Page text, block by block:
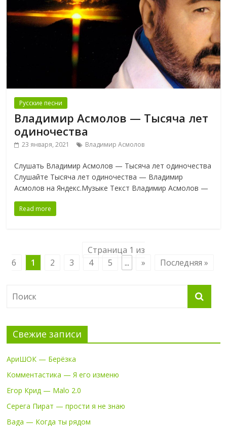
Русские песни
Владимир Асмолов — Тысяча лет
одиночества
23 января, 2021 Владимир Асмолов
Слушать Владимир Асмолов — Тысяча лет одиночества
Слушайте Тысяча лет одиночества — Владимир
Асмолов на Яндекс.Музыке Текст Владимир Асмолов —
Read more
Страница 1 из
6
1 2 3 4 5 ... » Последняя »
Свежие записи
АриШОК — Берёзка
Комментастика — Я его изменю
Егор Крид — Malo 2.0
Серега Пират — прости я не знаю
Baga — Когда ты рядом